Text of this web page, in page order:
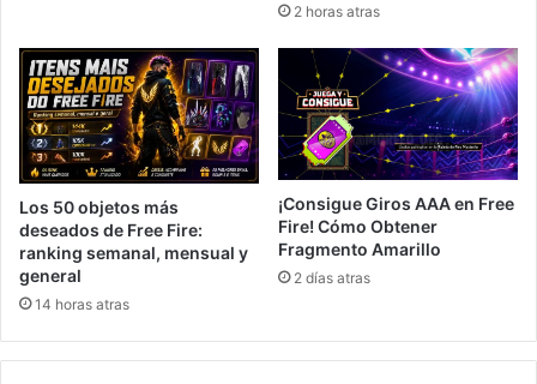
2 horas atras
Los 50 objetos más
deseados de Free Fire:
ranking semanal, mensual y
general
14 horas atras
¡Consigue Giros AAA en Free
Fire! Cómo Obtener
Fragmento Amarillo
2 días atras